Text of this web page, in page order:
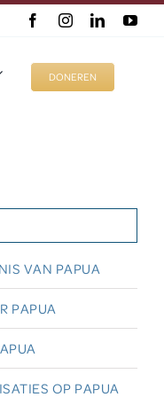
DONEREN
VAN PAPUA
PAPUA
OP PAPUA